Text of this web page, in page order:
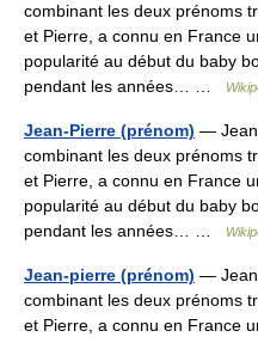
combinant les deux prénoms
et Pierre, a connu en France
popularité au début du baby
pendant les années… …
Jean-Pierre (prénom) — Jean
combinant les deux prénoms
et Pierre, a connu en France
popularité au début du baby
pendant les années… …
Jean-pierre (prénom) — Jean
combinant les deux prénoms
et Pierre, a connu en France